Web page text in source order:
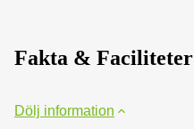
Fakta & Faciliteter
Dölj information